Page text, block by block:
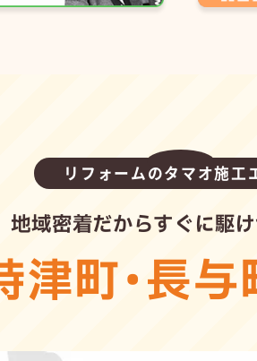
リフォームのタマオ施工
地域密着だからすぐに駆
津町・長与